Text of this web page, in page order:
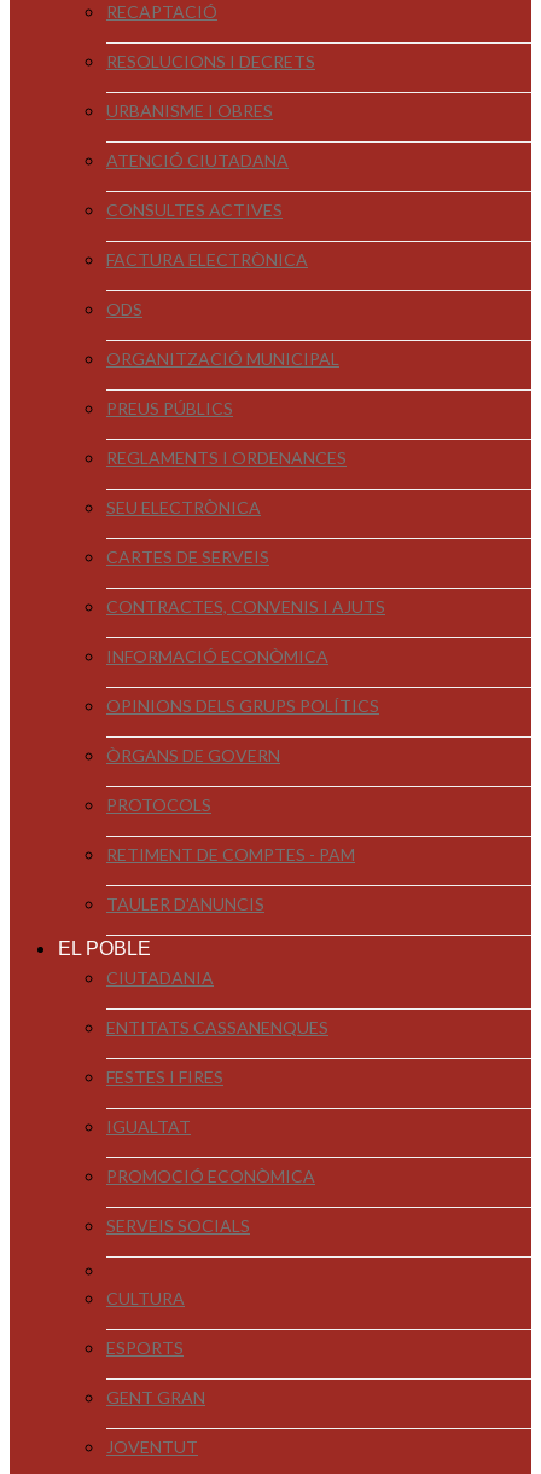
RECAPTACIÓ
RESOLUCIONS I DECRETS
URBANISME I OBRES
ATENCIÓ CIUTADANA
CONSULTES ACTIVES
FACTURA ELECTRÒNICA
ODS
ORGANITZACIÓ MUNICIPAL
PREUS PÚBLICS
REGLAMENTS I ORDENANCES
SEU ELECTRÒNICA
CARTES DE SERVEIS
CONTRACTES, CONVENIS I AJUTS
INFORMACIÓ ECONÒMICA
OPINIONS DELS GRUPS POLÍTICS
ÒRGANS DE GOVERN
PROTOCOLS
RETIMENT DE COMPTES - PAM
TAULER D'ANUNCIS
EL POBLE
CIUTADANIA
ENTITATS CASSANENQUES
FESTES I FIRES
IGUALTAT
PROMOCIÓ ECONÒMICA
SERVEIS SOCIALS
CULTURA
ESPORTS
GENT GRAN
JOVENTUT